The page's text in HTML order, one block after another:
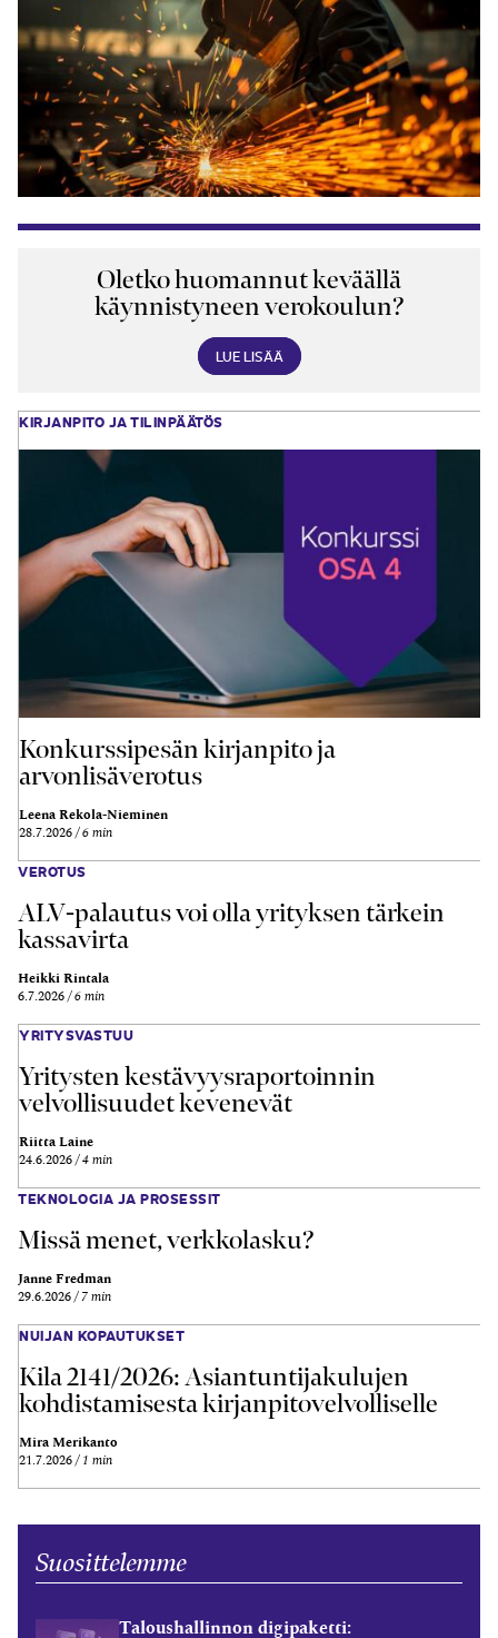
Oletko huomannut keväällä
käynnistyneen verokoulun?
LUE LISÄÄ
KIRJANPITO JA TILINPÄÄTÖS
Konkurssipesän kirjanpito ja
arvonlisäverotus
Leena Rekola-Nieminen
28.7.2026 6 min
VEROTUS
ALV-palautus voi olla yrityksen tärkein
kassavirta
Heikki Rintala
6.7.2026 6 min
YRITYSVASTUU
Yritysten kestävyysraportoinnin
velvollisuudet kevenevät
Riitta Laine
24.6.2026 4 min
TEKNOLOGIA JA PROSESSIT
Missä menet, verkkolasku?
Janne Fredman
29.6.2026 7 min
NUIJAN KOPAUTUKSET
Kila 2141/2026: Asiantuntijakulujen
kohdistamisesta kirjanpitovelvolliselle
Mira Merikanto
21.7.2026 1 min
Suosittelemme
Taloushallinnon digipaketti: